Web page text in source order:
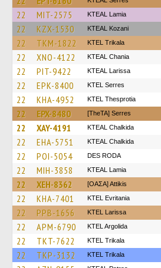
22 MIT-2575 KTEAL Lamia
22 KZX-1530 KTEAL Kozani
22 TKM-1822 ΚΤΕL Τrikala
22 XNO-4122 KTEAL Chania
22 PIT-9422 KTEAL Larissa
22 EPK-8400 KTEL Serres
22 KHA-4952 KTEL Thesprotia
22 EPX-8480 [TheTA] Serres
22 XAY-4191 KTEAL Chalkida
22 EHA-5751 KTEAL Chalkida
22 POI-5054 DES RODA
22 MIH-3858 KTEAL Lamia
22 XEH-8362 [ΟΑΣΑ] Αttikis
22 KHA-7401 ΚΤΕL Evritania
22 PPB-1656 KTEL Larissa
22 APM-6790 KTEL Argolida
22 TKT-7622 ΚΤΕL Τrikala
22 TKP-3132 ΚΤΕL Τrikala